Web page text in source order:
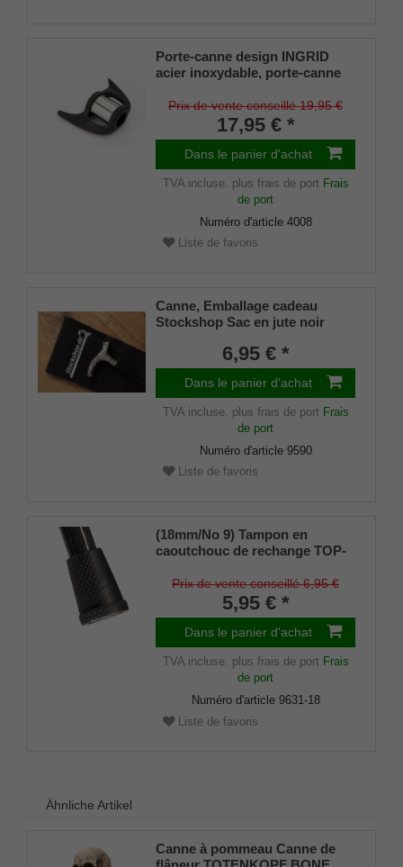
Porte-canne design INGRID
acier inoxydable, porte-canne
22mm), caoutchouc souple
Prix de vente conseillé 19,95 €
17,95 € *
Dans le panier d'achat
TVA incluse. plus frais de port Frais
de port
Numéro d'article 4008
Liste de favoris
Canne, Emballage cadeau
Stockshop Sac en jute noir
6,95 € *
Dans le panier d'achat
TVA incluse. plus frais de port Frais
de port
Numéro d'article 9590
Liste de favoris
(18mm/No 9) Tampon en
caoutchouc de rechange TOP-
noir, (lot de 2)
Prix de vente conseillé 6,95 €
5,95 € *
Dans le panier d'achat
TVA incluse. plus frais de port Frais
de port
Numéro d'article 9631-18
Liste de favoris
Ähnliche Artikel
Canne à pommeau Canne de